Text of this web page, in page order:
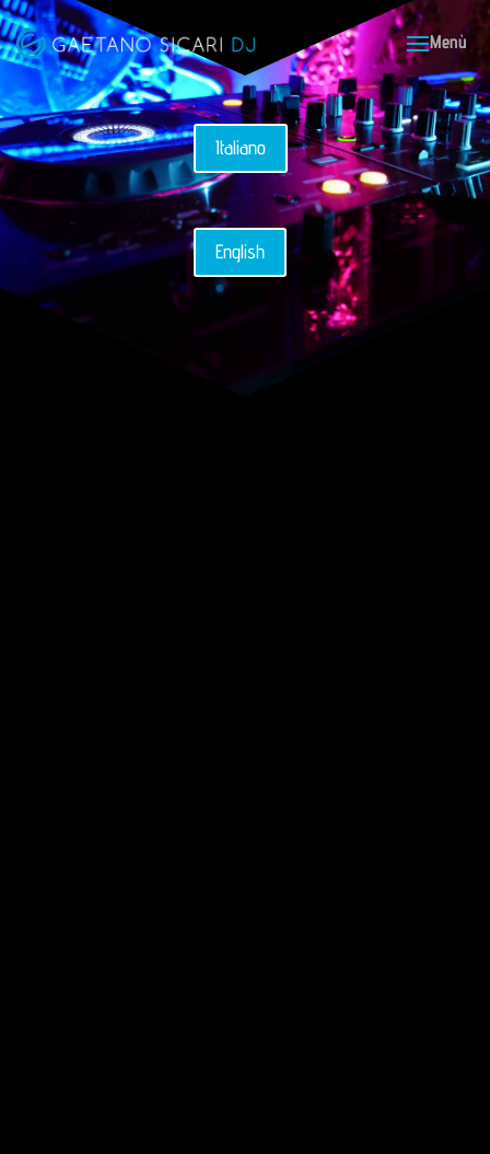
Italiano
English